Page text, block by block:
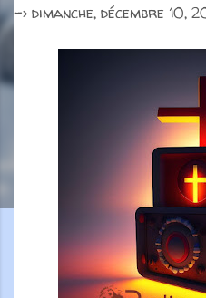
-> dimanche, décembre 10,